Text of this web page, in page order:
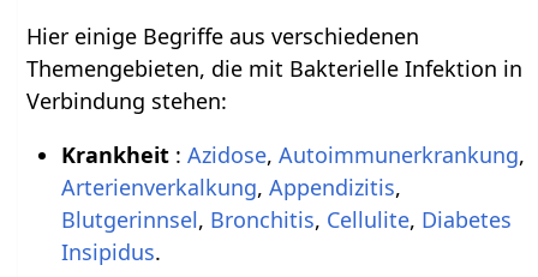
Hier einige Begriffe aus verschiedenen
Themengebieten, die mit Bakterielle Infektion in
Verbindung stehen:
Krankheit : Azidose, Autoimmunerkrankung,
Arterienverkalkung, Appendizitis,
Blutgerinnsel, Bronchitis, Cellulite, Diabetes
Insipidus.